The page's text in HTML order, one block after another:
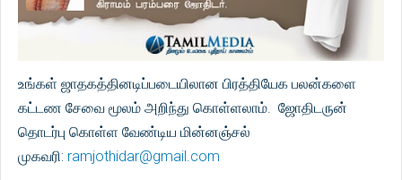
உங்கள் ஜாதகத்தினடிப்படையிலான பிரத்தியேக பலன்களை
கட்டண சேவை மூலம் அறிந்து கொள்ளலாம். ஜோதிடருன்
தொடர்பு கொள்ள வேண்டிய மின்னஞ்சல்
முகவரி: ramjothidar@gmail.com